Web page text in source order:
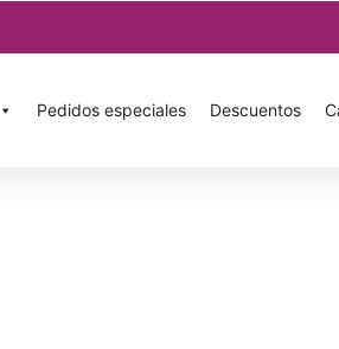
Pedidos especiales Descuentos